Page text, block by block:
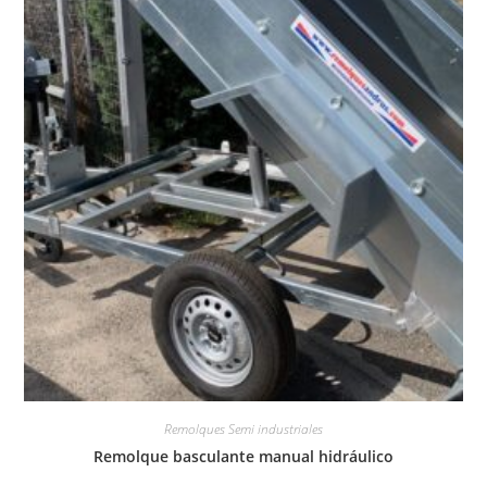
Remolques Semi industriales
Remolque basculante manual hidráulico